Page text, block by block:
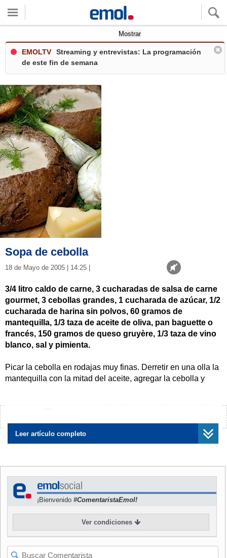
Mostrar
EMOLTV
Streaming y entrevistas: La programación
de este fin de semana
Sopa de cebolla
18 de Mayo de 2005 | 14:25 |
3/4 litro caldo de carne, 3 cucharadas de salsa de carne
gourmet, 3 cebollas grandes, 1 cucharada de azúcar, 1/2
cucharada de harina sin polvos, 60 gramos de
mantequilla, 1/3 taza de aceite de oliva, pan baguette o
francés, 150 gramos de queso gruyère, 1/3 taza de vino
blanco, sal y pimienta.
Picar la cebolla en rodajas muy finas. Derretir en una olla la
mantequilla con la mitad del aceite, agregar la cebolla y
A continuación agregar el vino, luego el caldo de carne, el
concentrado, la sal y pimienta y dejar reducir por 20 minutos
aproximadamente a fuego medio.
baguette en rodajas de 2 centímetros con suficiente aceite
de oliva a dorar por ambos lados (10 minutos
aproximadamente).
Servir muy caliente con 2 trozos de baguette y el queso
Leer artículo completo
¡Bienvenido #ComentaristaEmol!
Ver condiciones